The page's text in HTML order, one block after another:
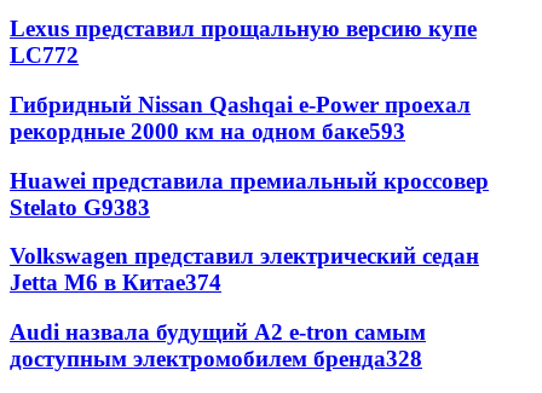
Lexus представил прощальную версию купе
LC772
Гибридный Nissan Qashqai e-Power проехал
рекордные 2000 км на одном баке593
Huawei представила премиальный кроссовер
Stelato G9383
Volkswagen представил электрический седан
Jetta M6 в Китае374
Audi назвала будущий A2 e-tron самым
доступным электромобилем бренда328